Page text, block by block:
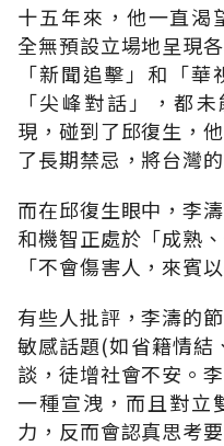
十五年來，他一直
全無預設立場地呈現
「新聞追擊」和「
「尖峰對話」，都
現，碰到了邱復生，
了長期禁忌，將台灣
而在邱復生眼中，李
和機智正處於「成熟
「不會傷害人，來賓
有些人批評，李濤的
敏感話題(如省籍情結
談，徒增社會不安。
一種宣洩，而且對立
力，反而會認真思考